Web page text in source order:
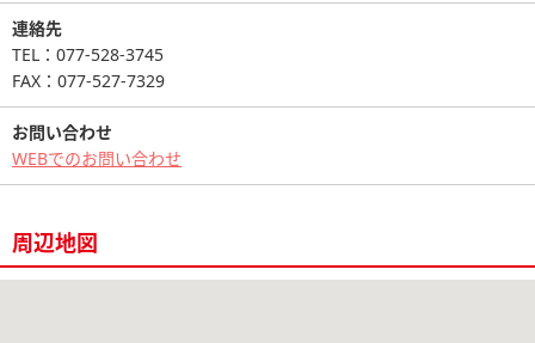
連絡先
TEL：077-528-3745
FAX：077-527-7329
お問い合わせ
WEBでのお問い合わせ
周辺地図